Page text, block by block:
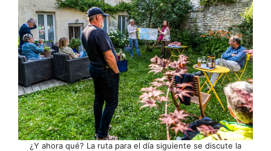
¿Y ahora qué? La ruta para el día siguiente se discute la